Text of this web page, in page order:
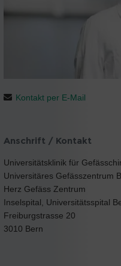
Kontakt per E-Mail
Anschrift / Kontakt
Universitätsklinik für
Universitäres Gefässzentrum
Herz Gefäss Zentrum
Inselspital, Universitätsspital
Freiburgstrasse 20
3010 Bern